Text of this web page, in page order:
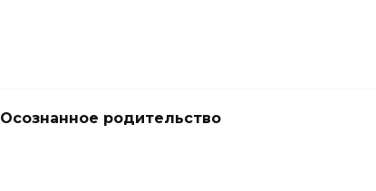
Осознанное родительство